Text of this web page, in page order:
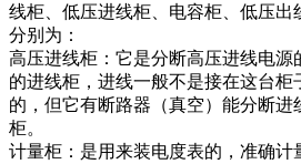
线柜、低压进线柜、电容柜、低压出
分别为：
高压进线柜：它是分断高压进线电源
的进线柜，进线一般不是接在这台
的，但它有断路器（真空）能分断进
柜。
计量柜：是用来装电度表的，准确计